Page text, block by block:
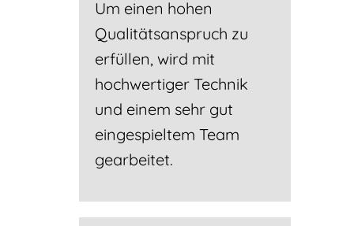
Um einen hohen
Qualitätsanspruch zu
erfüllen, wird mit
hochwertiger Technik
und einem sehr gut
eingespieltem Team
gearbeitet.